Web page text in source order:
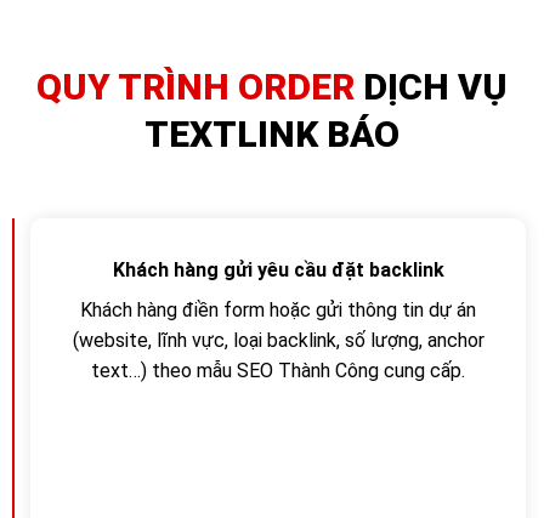
QUY TRÌNH ORDER DỊCH VỤ
TEXTLINK BÁO
Khách hàng gửi yêu cầu đặt backlink
Khách hàng điền form hoặc gửi thông tin dự án
(website, lĩnh vực, loại backlink, số lượng, anchor
text…) theo mẫu SEO Thành Công cung cấp.